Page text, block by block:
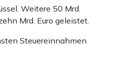
Weitere 50 Mrd.
Mrd. Euro geleistet.
Steuereinnahmen